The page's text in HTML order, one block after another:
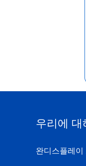
우리에 대
완디스플레이